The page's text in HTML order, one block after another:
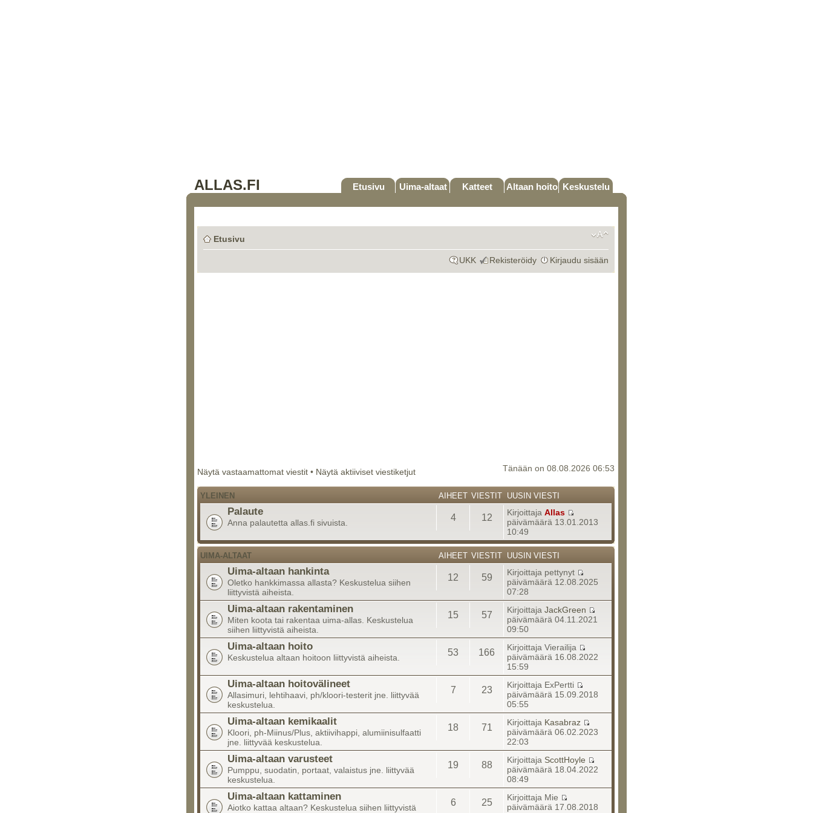
ALLAS.FI Etusivu Uima-altaat Katteet Altaan hoito Keskustelu
Etusivu
UKK Rekisteröidy Kirjaudu sisään
Tänään on 08.08.2026 06:53
Näytä vastaamattomat viestit • Näytä aktiiviset viestiketjut
YLEINEN AIHEET VIESTIT UUSIN VIESTI
Palaute
Anna palautetta allas.fi sivuista. 4 12 Kirjoittaja Allas
päivämäärä 13.01.2013
10:49
UIMA-ALTAAT AIHEET VIESTIT UUSIN VIESTI
Uima-altaan hankinta
Oletko hankkimassa allasta? Keskustelua siihen
liittyvistä aiheista.
12 59
Kirjoittaja pettynyt
päivämäärä 12.08.2025
07:28
Uima-altaan rakentaminen
Miten koota tai rakentaa uima-allas. Keskustelua
siihen liittyvistä aiheista.
15 57 Kirjoittaja JackGreen
päivämäärä 04.11.2021
09:50
Uima-altaan hoito
Keskustelua altaan hoitoon liittyvistä aiheista. 53 166
Kirjoittaja Vierailija
päivämäärä 16.08.2022
15:59
Uima-altaan hoitovälineet
Allasimuri, lehtihaavi, ph/kloori-testerit jne. liittyvää
keskustelua.
7 23
Kirjoittaja ExPertti
päivämäärä 15.09.2018
05:55
Uima-altaan kemikaalit
Kloori, ph-Miinus/Plus, aktiivihappi, alumiinisulfaatti
jne. liittyvää keskustelua.
18 71 Kirjoittaja Kasabraz
päivämäärä 06.02.2023
22:03
Uima-altaan varusteet
Pumppu, suodatin, portaat, valaistus jne. liittyvää
keskustelua.
19 88 Kirjoittaja ScottHoyle
päivämäärä 18.04.2022
08:49
Uima-altaan kattaminen
Aiotko kattaa altaan? Keskustelua siihen liittyvistä
6 25
Kirjoittaja Mie
päivämäärä 17.08.2018